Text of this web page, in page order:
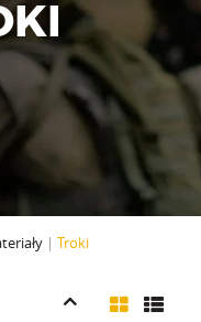
| Troki